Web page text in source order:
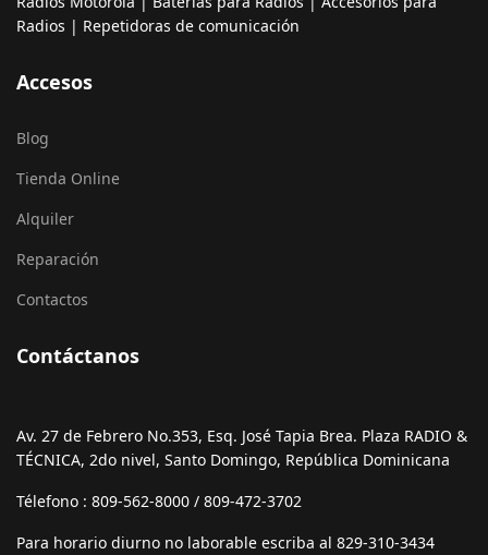
Radios | Repetidoras de comunicación
Accesos
Blog
Tienda Online
Alquiler
Reparación
Contactos
Contáctanos
Av. 27 de Febrero No.353, Esq. José Tapia Brea. Plaza RADIO &
TÉCNICA, 2do nivel, Santo Domingo, República Dominicana
Télefono : 809-562-8000 / 809-472-3702
Para horario diurno no laborable escriba al 829-310-3434